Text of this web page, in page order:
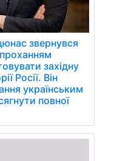
звернувся
західну
Росії. Він
українським
повної